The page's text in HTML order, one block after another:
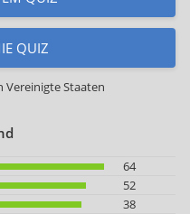
QUIZ
Vereinigte Staaten
64
52
38